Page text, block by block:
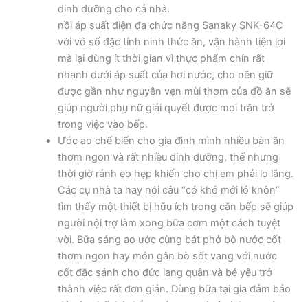
dinh dưỡng cho cả nhà.
nồi áp suất điện đa chức năng Sanaky SNK-64C
với vô số đặc tính ninh thức ăn, vận hành tiện lợi
mà lại dùng ít thời gian vì thực phẩm chín rất
nhanh dưới áp suất của hơi nước, cho nên giữ
được gần như nguyên vẹn mùi thơm của đồ ăn sẽ
giúp người phụ nữ giải quyết được mọi trăn trở
trong việc vào bếp.
Ước ao chế biến cho gia đình mình nhiều bàn ăn
thơm ngon và rất nhiều dinh dưỡng, thế nhưng
thời giờ rảnh eo hẹp khiến cho chị em phải lo lắng.
Các cụ nhà ta hay nói câu “có khó mới ló khôn”
tìm thấy một thiết bị hữu ích trong căn bếp sẽ giúp
người nội trợ làm xong bữa cơm một cách tuyệt
vời. Bữa sáng ao ước cùng bát phở bò nước cốt
thơm ngon hay món gân bò sốt vang với nước
cốt đặc sánh cho đức lang quân và bé yêu trở
thành việc rất đơn giản. Dùng bữa tại gia đảm bảo